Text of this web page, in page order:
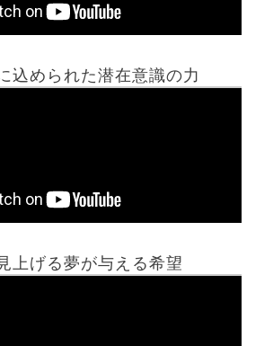
込められた潜在意識の力
上げる夢が与える希望
ホーム